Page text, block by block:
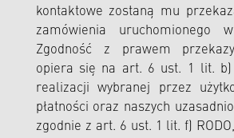
kontaktowe zostaną mu
zamówienia uruchomionego
Zgodność z prawem
opiera się na art. 6 ust. 1 lit. b)
realizacji wybranej przez
płatności oraz naszych
zgodnie z art. 6 ust. 1 lit. f)